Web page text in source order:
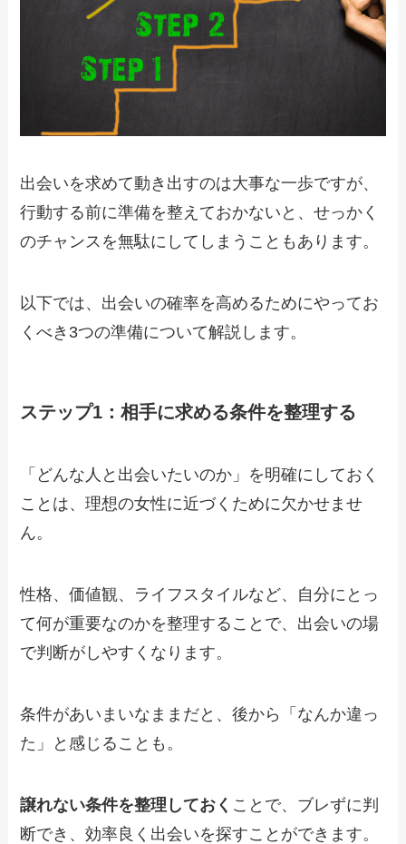
出会いを求めて動き出すのは大事な一歩ですが、
行動する前に準備を整えておかないと、せっかく
のチャンスを無駄にしてしまうこともあります。
以下では、出会いの確率を高めるためにやってお
くべき3つの準備について解説します。
ステップ1：相手に求める条件を整理する
「どんな人と出会いたいのか」を明確にしておく
ことは、理想の女性に近づくために欠かせませ
ん。
性格、価値観、ライフスタイルなど、自分にとっ
て何が重要なのかを整理することで、出会いの場
で判断がしやすくなります。
条件があいまいなままだと、後から「なんか違っ
た」と感じることも。
譲れない条件を整理しておく ことで、ブレずに判
断でき、効率良く出会いを探すことができます。